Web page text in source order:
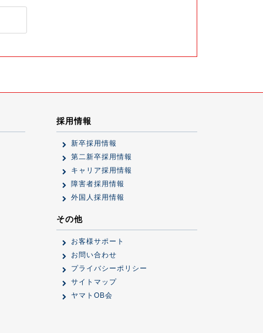
採用情報
新卒採用情報
第二新卒採用情報
キャリア採用情報
障害者採用情報
外国人採用情報
その他
お客様サポート
お問い合わせ
プライバシーポリシー
サイトマップ
ヤマトOB会